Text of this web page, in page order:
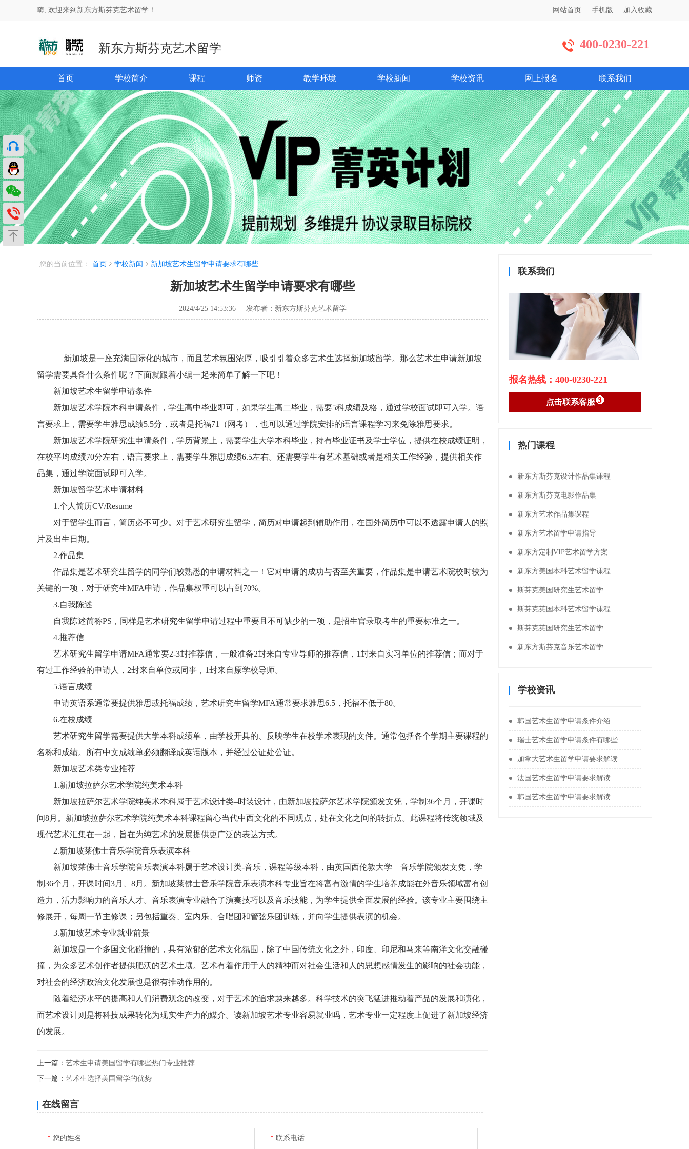
嗨, 欢迎来到新东方斯芬克艺术留学！ 网站首页 手机版 加入收藏
新东方斯芬克艺术留学 400-0230-221
首页 学校简介 课程 师资 教学环境 学校新闻 学校资讯 网上报名 联系我们
您的当前位置： 首页 学校新闻 新加坡艺术生留学申请要求有哪些
新加坡艺术生留学申请要求有哪些
2024/4/25 14:53:36 发布者：新东方斯芬克艺术留学
新加坡是一座充满国际化的城市，而且艺术氛围浓厚，吸引引着众多艺术生选择新加坡留学。那么艺术生申请新加坡
留学需要具备什么条件呢？下面就跟着小编一起来简单了解一下吧！
新加坡艺术生留学申请条件
新加坡艺术学院本科申请条件，学生高中毕业即可，如果学生高二毕业，需要5科成绩及格，通过学校面试即可入学。语
言要求上，需要学生雅思成绩5.5分，或者是托福71（网考），也可以通过学院安排的语言课程学习来免除雅思要求。
新加坡艺术学院研究生申请条件，学历背景上，需要学生大学本科毕业，持有毕业证书及学士学位，提供在校成绩证明，
在校平均成绩70分左右，语言要求上，需要学生雅思成绩6.5左右。还需要学生有艺术基础或者是相关工作经验，提供相关作
品集，通过学院面试即可入学。
新加坡留学艺术申请材料
1.个人简历CV/Resume
对于留学生而言，简历必不可少。对于艺术研究生留学，简历对申请起到辅助作用，在国外简历中可以不透露申请人的照
片及出生日期。
2.作品集
作品集是艺术研究生留学的同学们较熟悉的申请材料之一！它对申请的成功与否至关重要，作品集是申请艺术院校时较为
关键的一项，对于研究生MFA申请，作品集权重可以占到70%。
3.自我陈述
自我陈述简称PS，同样是艺术研究生留学申请过程中重要且不可缺少的一项，是招生官录取考生的重要标准之一。
4.推荐信
艺术研究生留学申请MFA通常要2-3封推荐信，一般准备2封来自专业导师的推荐信，1封来自实习单位的推荐信；而对于
有过工作经验的申请人，2封来自单位或同事，1封来自原学校导师。
5.语言成绩
申请英语系通常要提供雅思或托福成绩，艺术研究生留学MFA通常要求雅思6.5，托福不低于80。
6.在校成绩
艺术研究生留学需要提供大学本科成绩单，由学校开具的、反映学生在校学术表现的文件。通常包括各个学期主要课程的
名称和成绩。所有中文成绩单必须翻译成英语版本，并经过公证处公证。
新加坡艺术类专业推荐
1.新加坡拉萨尔艺术学院纯美术本科
新加坡拉萨尔艺术学院纯美术本科属于艺术设计类–时装设计，由新加坡拉萨尔艺术学院颁发文凭，学制36个月，开课时
间8月。新加坡拉萨尔艺术学院纯美术本科课程留心当代中西文化的不同观点，处在文化之间的转折点。此课程将传统领域及
现代艺术汇集在一起，旨在为纯艺术的发展提供更广泛的表达方式。
2.新加坡莱佛士音乐学院音乐表演本科
新加坡莱佛士音乐学院音乐表演本科属于艺术设计类-音乐，课程等级本科，由英国西伦敦大学—音乐学院颁发文凭，学
制36个月，开课时间3月、8月。新加坡莱佛士音乐学院音乐表演本科专业旨在将富有激情的学生培养成能在外音乐领域富有创
造力，活力影响力的音乐人才。音乐表演专业融合了演奏技巧以及音乐技能，为学生提供全面发展的经验。该专业主要围绕主
修展开，每周一节主修课；另包括重奏、室内乐、合唱团和管弦乐团训练，并向学生提供表演的机会。
3.新加坡艺术专业就业前景
新加坡是一个多国文化碰撞的，具有浓郁的艺术文化氛围，除了中国传统文化之外，印度、印尼和马来等南洋文化交融碰
撞，为众多艺术创作者提供肥沃的艺术土壤。艺术有着作用于人的精神而对社会生活和人的思想感情发生的影响的社会功能，
对社会的经济政治文化发展也是很有推动作用的。
随着经济水平的提高和人们消费观念的改变，对于艺术的追求越来越多。科学技术的突飞猛进推动着产品的发展和演化，
而艺术设计则是将科技成果转化为现实生产力的媒介。读新加坡艺术专业容易就业吗，艺术专业一定程度上促进了新加坡经济
的发展。
上一篇： 艺术生申请美国留学有哪些热门专业推荐
下一篇： 艺术生选择美国留学的优势
在线留言
* 您的姓名 *联系电话
联系我们
报名热线：400-0230-221
点击联系客服
热门课程
新东方斯芬克设计作品集课程
新东方斯芬克电影作品集
新东方艺术作品集课程
新东方艺术留学申请指导
新东方定制VIP艺术留学方案
新东方美国本科艺术留学课程
斯芬克美国研究生艺术留学
斯芬克英国本科艺术留学课程
斯芬克英国研究生艺术留学
新东方斯芬克音乐艺术留学
学校资讯
韩国艺术生留学申请条件介绍
瑞士艺术生留学申请条件有哪些
加拿大艺术生留学申请要求解读
法国艺术生留学申请要求解读
韩国艺术生留学申请要求解读